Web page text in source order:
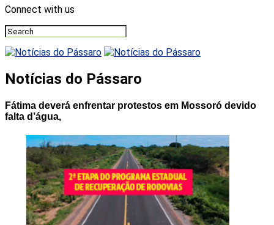
Connect with us
Notícias do Pássaro
Fátima deverá enfrentar protestos em Mossoró devido
falta d’água,